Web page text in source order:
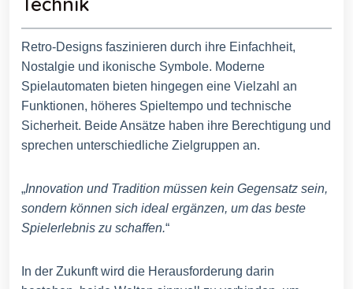
Retro-Designs faszinieren durch ihre Einfachheit,
Nostalgie und ikonische Symbole. Moderne
Spielautomaten bieten hingegen eine Vielzahl an
Funktionen, höheres Spieltempo und technische
Sicherheit. Beide Ansätze haben ihre Berechtigung und
sprechen unterschiedliche Zielgruppen an.
„Innovation und Tradition müssen kein Gegensatz sein,
sondern können sich ideal ergänzen, um das beste
Spielerlebnis zu schaffen.“
In der Zukunft wird die Herausforderung darin